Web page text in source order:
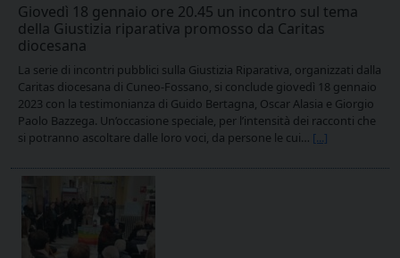
Giovedì 18 gennaio ore 20.45 un incontro sul tema
della Giustizia riparativa promosso da Caritas
diocesana
La serie di incontri pubblici sulla Giustizia Riparativa, organizzati dalla
Caritas diocesana di Cuneo-Fossano, si conclude giovedì 18 gennaio
2023 con la testimonianza di Guido Bertagna, Oscar Alasia e Giorgio
Paolo Bazzega. Un’occasione speciale, per l’intensità dei racconti che
si potranno ascoltare dalle loro voci, da persone le cui… [...]